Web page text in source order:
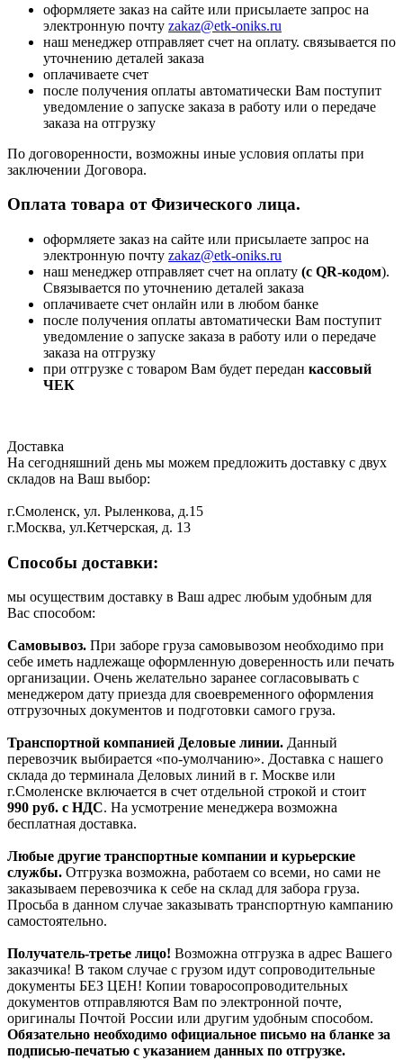
оформляете заказ на сайте или присылаете запрос на
электронную почту zakaz@etk-oniks.ru
наш менеджер отправляет счет на оплату. связывается по
уточнению деталей заказа
оплачиваете счет
после получения оплаты автоматически Вам поступит
уведомление о запуске заказа в работу или о передаче
заказа на отгрузку
По договоренности, возможны иные условия оплаты при
заключении Договора.
Оплата товара от Физического лица.
оформляете заказ на сайте или присылаете запрос на
электронную почту zakaz@etk-oniks.ru
наш менеджер отправляет счет на оплату (с QR-кодом).
Связывается по уточнению деталей заказа
оплачиваете счет онлайн или в любом банке
после получения оплаты автоматически Вам поступит
уведомление о запуске заказа в работу или о передаче
заказа на отгрузку
при отгрузке с товаром Вам будет передан кассовый
ЧЕК
Доставка
На сегодняшний день мы можем предложить доставку с двух
складов на Ваш выбор:
г.Смоленск, ул. Рыленкова, д.15
г.Москва, ул.Кетчерская, д. 13
Способы доставки:
мы осуществим доставку в Ваш адрес любым удобным для
Вас способом:
Самовывоз. При заборе груза самовывозом необходимо при
себе иметь надлежаще оформленную доверенность или печать
организации. Очень желательно заранее согласовывать с
менеджером дату приезда для своевременного оформления
отгрузочных документов и подготовки самого груза.
Транспортной компанией Деловые линии. Данный
перевозчик выбирается «по-умолчанию». Доставка с нашего
склада до терминала Деловых линий в г. Москве или
г.Смоленске включается в счет отдельной строкой и стоит
990 руб. с НДС. На усмотрение менеджера возможна
бесплатная доставка.
Любые другие транспортные компании и курьерские
службы. Отгрузка возможна, работаем со всеми, но сами не
заказываем перевозчика к себе на склад для забора груза.
Просьба в данном случае заказывать транспортную кампанию
самостоятельно.
Получатель-третье лицо! Возможна отгрузка в адрес Вашего
заказчика! В таком случае с грузом идут сопроводительные
документы БЕЗ ЦЕН! Копии товаросопроводительных
документов отправляются Вам по электронной почте,
оригиналы Почтой России или другим удобным способом.
Обязательно необходимо официальное письмо на бланке за
подписью-печатью с указанием данных по отгрузке.